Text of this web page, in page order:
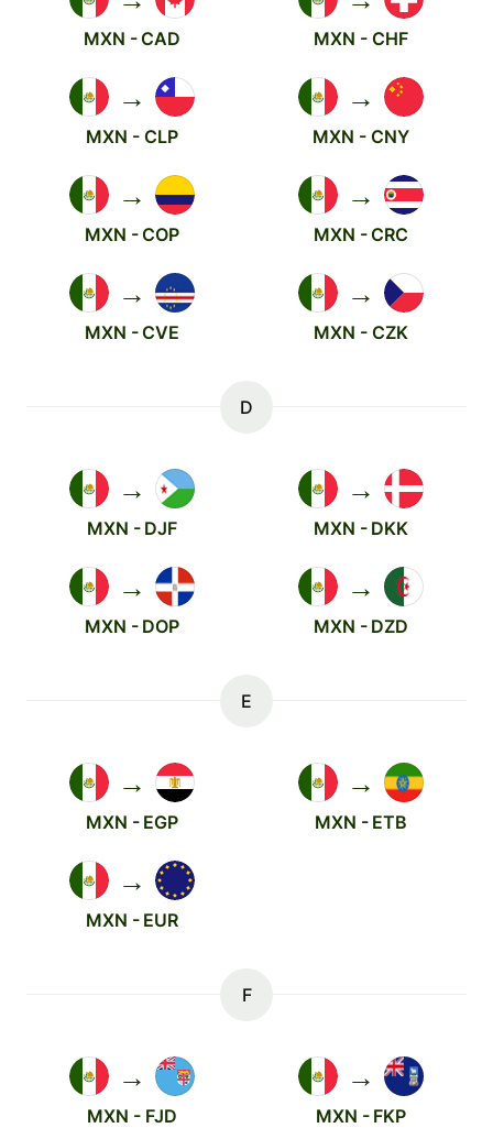
MXN - CAD MXN - CHF
→
MXN - CLP
→
MXN - CNY
→
MXN - COP
→
MXN - CRC
→
MXN - CVE
→
MXN - CZK
D
→
MXN - DJF
→
MXN - DKK
→
MXN - DOP
→
MXN - DZD
E
→
MXN - EGP
→
MXN - ETB
→
MXN - EUR
F
→
MXN - FJD
→
MXN - FKP